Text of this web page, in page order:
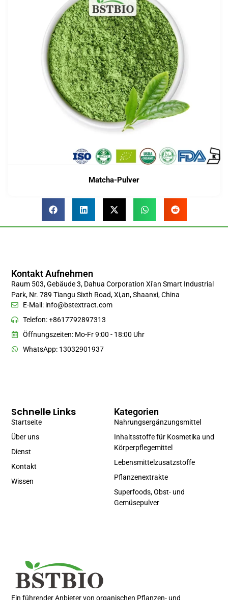
Matcha-Pulver
Ein führender Anbieter von organischen Pflanzen- und
Kategorien
Nahrungsergänzungsmittel
Inhaltsstoffe für Kosmetika und
Körperpflegemittel
Lebensmittelzusatzstoffe
Pflanzenextrakte
Superfoods, Obst- und
Gemüsepulver
Schnelle Links
Startseite
Über uns
Dienst
Kontakt
Wissen
Kontakt Aufnehmen
Raum 503, Gebäude 3, Dahua Corporation Xi'an Smart Industrial
Park, Nr. 789 Tiangu Sixth Road, Xi,an, Shaanxi, China
E-Mail: info@bstextract.com
Telefon: +8617792897313
Öffnungszeiten: Mo-Fr 9:00 - 18:00 Uhr
WhatsApp: 13032901937
Korean
Russian
Spanish